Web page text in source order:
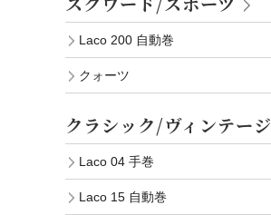
Laco 200 自動巻
クォーツ
クラシック/ヴィンテージ
Laco 04 手巻
Laco 15 自動巻